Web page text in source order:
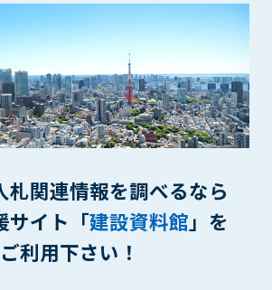
札関連情報を調べるなら
サイト「建設資料館」を
ご利用下さい！
者を誹謗中傷する行為
タプログラム等を送信又は書き込む行為
与える行為
いない営利を目的とした行為
行為
つく行為
知り得た情報及びダウンロードした情報
として第三者に転売し、または転売のため
ること
削除）